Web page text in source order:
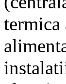
termica